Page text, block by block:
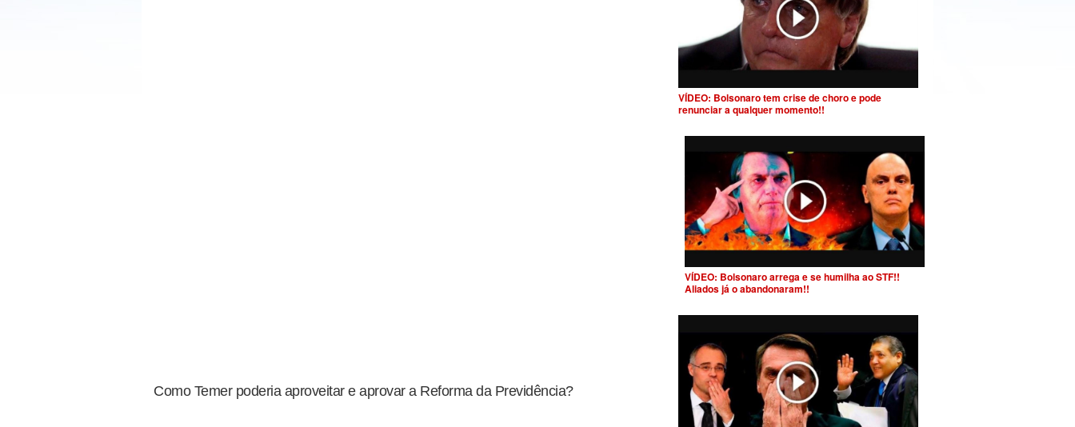
Como Temer poderia aproveitar e aprovar a Reforma da Previdência?
VÍDEO: Bolsonaro tem crise de choro e pode
renunciar a qualquer momento!!
VÍDEO: Bolsonaro arrega e se humilha ao STF!!
Aliados já o abandonaram!!